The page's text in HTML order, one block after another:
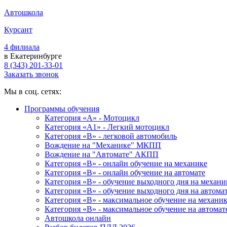
Автошкола
Курсант
4 филиала
в Екатеринбурге
8 (343) 201-33-01
Заказать звонок
Мы в соц. сетях:
Программы обучения
Категория «А» - Мотоцикл
Категория «A1» - Легкий мотоцикл
Категория «B» - легковой автомобиль
Вождение на "Механике" МКПП
Вождение на "Автомате" АКПП
Категория «B» - онлайн обучение на механике
Категория «B» - онлайн обучение на автомате
Категория «B» - обучение выходного дня на
Категория «B» - обучение выходного дня на
Категория «B» - максимальное обучение на
Категория «B» - максимальное обучение на
Автошкола онлайн